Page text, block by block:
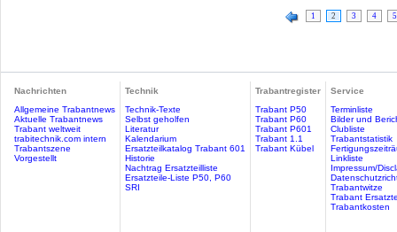
1 2 3 4 5
Nachrichten
Allgemeine Trabantnews
Aktuelle Trabantnews
Trabant weltweit
trabitechnik.com intern
Trabantszene
Vorgestellt
Technik
Technik-Texte
Selbst geholfen
Literatur
Kalendarium
Ersatzteilkatalog Trabant 601
Historie
Nachtrag Ersatzteilliste
Ersatzteile-Liste P50, P60
SRI
Trabantregister
Trabant P50
Trabant P60
Trabant P601
Trabant 1.1
Trabant Kübel
Service
Terminliste
Bilder und
Clubliste
Trabantstatistik
Linkliste
Impressum/
Trabantwitze
Trabant
Trabantkosten